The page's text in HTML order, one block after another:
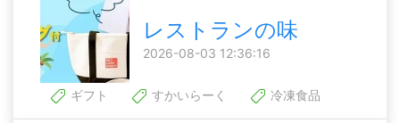
レストランの味
2026-08-03 12:36:16
ギフト すかいらーく 冷凍食品